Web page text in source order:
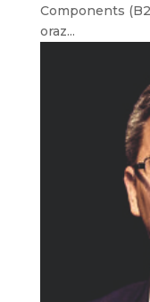
Components
oraz...